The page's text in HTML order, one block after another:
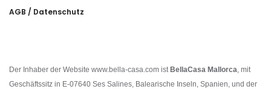
AGB / Datenschutz
Der Inhaber der Website www.bella-casa.com ist BellaCasa Mallorca, mit
Geschäftssitz in E-07640 Ses Salines, Balearische Inseln, Spanien, und der